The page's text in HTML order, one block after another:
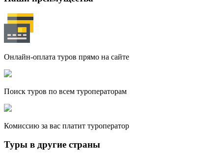
Онлайн-оплата туров прямо на сайте
Поиск туров по всем туроператорам
Комиссию за вас платит туроператор
Туры в другие страны